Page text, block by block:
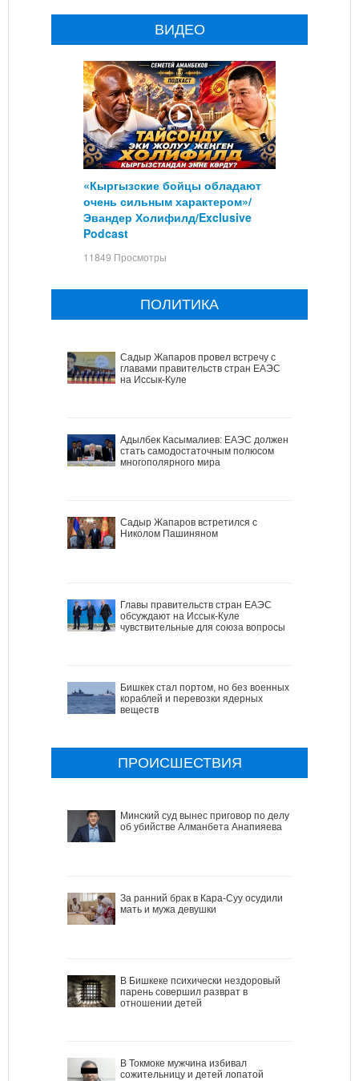
ВИДЕО
«Кыргызские бойцы обладают
очень сильным характером»/
Эвандер Холифилд/Exclusive
Podcast
11849 Просмотры
ПОЛИТИКА
Садыр Жапаров провел встречу с
главами правительств стран ЕАЭС
на Иссык-Куле
Адылбек Касымалиев: ЕАЭС должен
стать самодостаточным полюсом
многополярного мира
Садыр Жапаров встретился с
Николом Пашиняном
Главы правительств стран ЕАЭС
обсуждают на Иссык-Куле
чувствительные для союза вопросы
Бишкек стал портом, но без военных
кораблей и перевозки ядерных
веществ
ПРОИСШЕСТВИЯ
Минский суд вынес приговор по делу
об убийстве Алманбета Анапияева
За ранний брак в Кара-Суу осудили
мать и мужа девушки
В Бишкеке психически нездоровый
парень совершил разврат в
отношении детей
В Токмоке мужчина избивал
сожительницу и детей лопатой